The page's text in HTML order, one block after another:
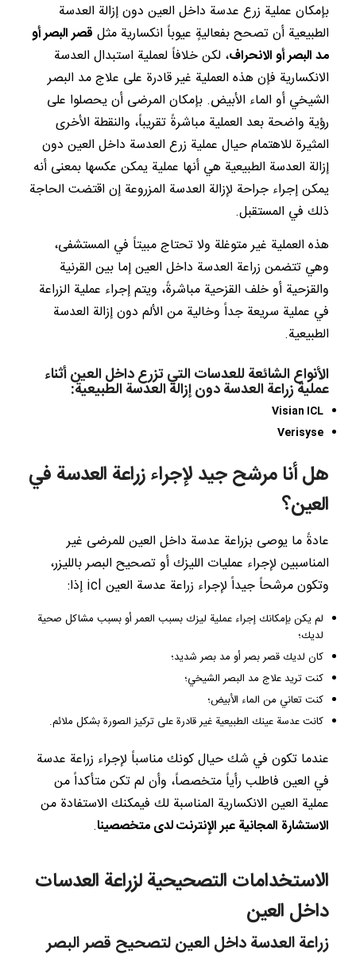
بإمكان عملية زرع عدسة داخل العين دون إزالة العدسة
الطبيعية أن تصحح بفعاليةٍ عيوباً انكسارية مثل قصر البصر أو
مد البصر أو الانحراف، لكن خلافاً لعملية استبدال العدسة
الانكسارية فإن هذه العملية غير قادرة على علاج مد البصر
الشيخي أو الماء الأبيض. بإمكان المرضى أن يحصلوا على
رؤية واضحة بعد العملية مباشرةً تقريباً، والنقطة الأخرى
المثيرة للاهتمام حيال عملية زرع العدسة داخل العين دون
إزالة العدسة الطبيعية هي أنها عملية يمكن عكسها بمعنى أنه
يمكن إجراء جراحة لإزالة العدسة المزروعة إن اقتضت الحاجة
ذلك في المستقبل.
هذه العملية غير متوغلة ولا تحتاج مبيتاً في المستشفى،
وهي تتضمن زراعة العدسة داخل العين إما بين القرنية
والقزحية أو خلف القزحية مباشرةً، ويتم إجراء عملية الزراعة
في عملية سريعة جداً وخالية من الألم دون إزالة العدسة
الطبيعية.
الأنواع الشائعة للعدسات التي تزرع داخل العين أثناء
عملية زراعة العدسة دون إزالة العدسة الطبيعية:
Visian ICL
Verisyse
هل أنا مرشح جيد لإجراء زراعة العدسة في
العين؟
عادةً ما يوصى بزراعة عدسة داخل العين للمرضى غير
المناسبين لإجراء عمليات الليزك أو تصحيح البصر بالليزر،
وتكون مرشحاً جيداً لإجراء زراعة عدسة العين icl إذا:
لم يكن بإمكانك إجراء عملية ليزك بسبب العمر أو بسبب مشاكل صحية
لديك؛
كان لديك قصر بصر أو مد بصر شديد؛
كنت تريد علاج مد البصر الشيخي؛
كنت تعاني من الماء الأبيض؛
كانت عدسة عينك الطبيعية غير قادرة على تركيز الصورة بشكل ملائم.
عندما تكون في شك حيال كونك مناسباً لإجراء زراعة عدسة
في العين فاطلب رأياً متخصصاً، وأن لم تكن متأكداً من
عملية العين الانكسارية المناسبة لك فيمكنك الاستفادة من
الاستشارة المجانية عبر الإنترنت لدى متخصصينا.
الاستخدامات التصحيحية لزراعة العدسات
داخل العين
زراعة العدسة داخل العين لتصحيح قصر البصر